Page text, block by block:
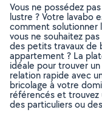
Vous ne possédez
lustre ? Votre lavabo
comment solutionner
vous ne souhaitez
des petits travaux de
appartement ? La
idéale pour trouver
relation rapide avec
bricolage à votre
référencés et trouvez
des particuliers ou